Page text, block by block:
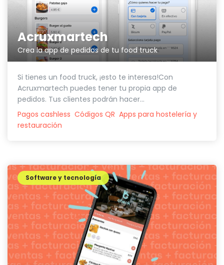
Acruxmartech
Crea la app de pedidos de tu food truck
Si tienes un food truck, ¡esto te interesa!Con
Acruxmartech puedes tener tu propia app de
pedidos. Tus clientes podrán hacer...
Pagos cashless Códigos QR Apps para hostelería y
restauración
Software y tecnología